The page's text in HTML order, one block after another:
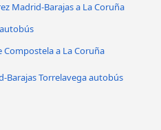
Madrid-Barajas a La Coruña
a La Coruña
Barajas Torrelavega autobús